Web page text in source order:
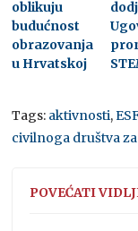
oblikuju
budućnost
obrazovanja
u Hrvatskoj
Tags: aktivnosti,ESF
civilnoga društva
POVEĆATI